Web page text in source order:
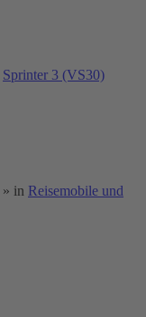
Sprinter 3 (VS30)
» in Reisemobile und